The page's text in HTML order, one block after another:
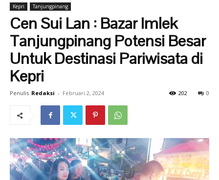
Kepri Tanjungpinang
Cen Sui Lan : Bazar Imlek
Tanjungpinang Potensi Besar
Untuk Destinasi Pariwisata di
Kepri
Penulis Redaksi - Februari 2, 2024 0
202